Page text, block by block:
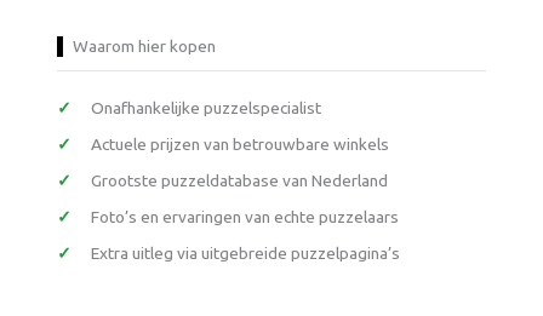
Waarom hier kopen
Onafhankelijke puzzelspecialist
Actuele prijzen van betrouwbare winkels
Grootste puzzeldatabase van Nederland
Foto’s en ervaringen van echte puzzelaars
Extra uitleg via uitgebreide puzzelpagina’s